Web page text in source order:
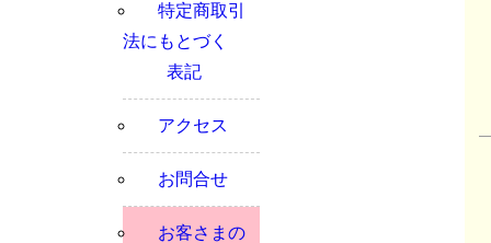
特定商取引
法にもとづく
表記
アクセス
お問合せ
お客さまの